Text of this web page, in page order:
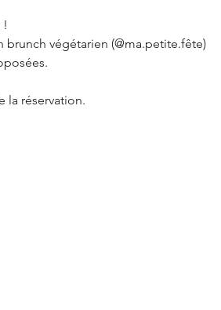
!
végétarien (@ma.petite.fête)
la réservation.